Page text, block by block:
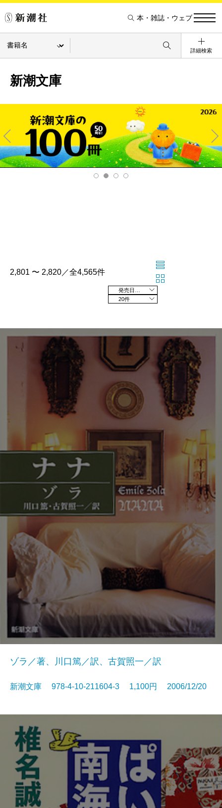
本・雑誌・ウェブ
詳細検索
新潮文庫
Pre
v
Ne
xt
2,801 〜 2,820／全4,565件
20件
ゾラ／著、川口篤／訳、古賀照一／訳
新潮文庫 978-4-10-211604-3 1,100円 2006/12/20